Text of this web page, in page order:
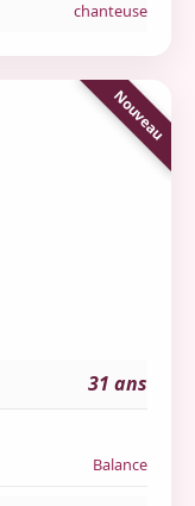
chanteuse
31 ans
Balance